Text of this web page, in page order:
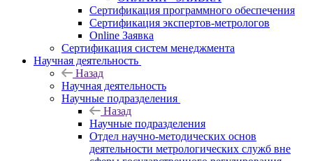
Сертификация программного обеспечения
Сертификация экспертов-метрологов
Online Заявка
Сертификация систем менеджмента
Научная деятельность
Назад
Научная деятельность
Научные подразделения
Назад
Научные подразделения
Отдел научно-методических основ
деятельности метрологических служб вне